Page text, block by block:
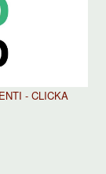
- CLICKA